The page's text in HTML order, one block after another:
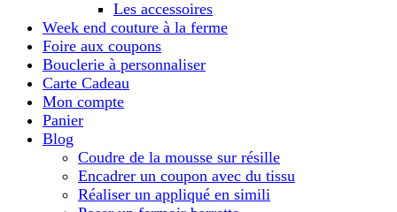
Les accessoires
Week end couture à la ferme
Foire aux coupons
Bouclerie à personnaliser
Carte Cadeau
Mon compte
Panier
Blog
Coudre de la mousse sur résille
Encadrer un coupon avec du tissu
Réaliser un appliqué en simili